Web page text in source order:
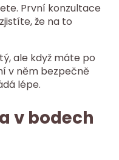
První konzultace
že na to
ale když máte po
v něm bezpečně
lépe.
v bodech